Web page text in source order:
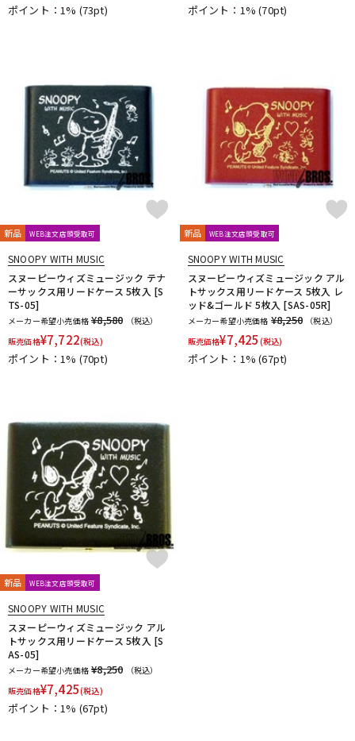
ポイント：1% (73pt) ポイント：1%(70pt)
新品 WEB注文店頭受取可
SNOOPY WITH MUSIC
スヌーピーウィズミュージック テナ
ーサックス用リードケース 5枚入 [S
TS-05]
メーカー希望小売価格 ¥8,580
（税込）
販売価格¥7,722(税込)
ポイント：1% (70pt)
新品 WEB注文店頭受取可
SNOOPY WITH MUSIC
スヌーピーウィズミュージック アル
トサックス用リードケース 5枚入 レ
ッド&ゴールド 5枚入 [SAS-05R]
メーカー希望小売価格 ¥8,250
（税込）
販売価格¥7,425 (税込)
ポイント：1%(67pt)
新品 WEB注文店頭受取可
SNOOPY WITH MUSIC
スヌーピーウィズミュージック アル
トサックス用リードケース 5枚入 [S
AS-05]
メーカー希望小売価格 ¥8,250
（税込）
販売価格¥7,425(税込)
ポイント：1% (67pt)